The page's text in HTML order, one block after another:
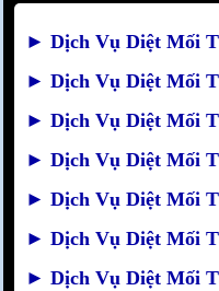
► Dịch Vụ Diệt Mối
► Dịch Vụ Diệt Mối
► Dịch Vụ Diệt Mối
► Dịch Vụ Diệt Mối
► Dịch Vụ Diệt Mối
► Dịch Vụ Diệt Mối
► Dịch Vụ Diệt Mối